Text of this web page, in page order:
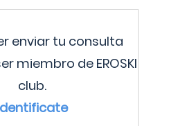
enviar tu consulta
miembro de EROSKI
club.